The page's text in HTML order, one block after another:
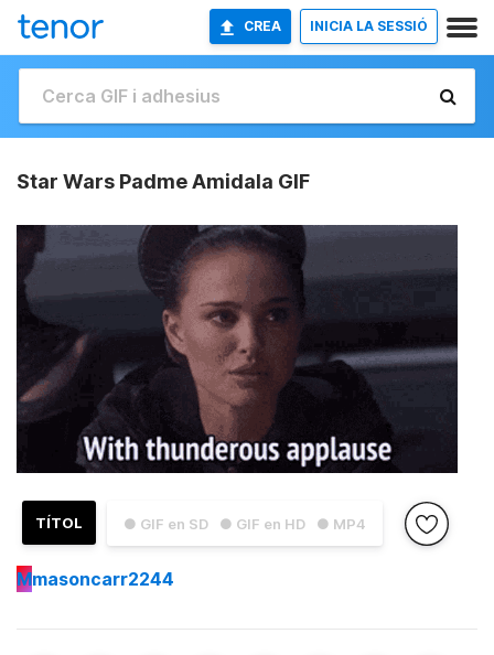
CREA INICIA LA SESSIÓ
Star Wars Padme Amidala GIF
● GIF en SD ● GIF en HD ● MP4
TÍTOL
Mmasoncarr2244